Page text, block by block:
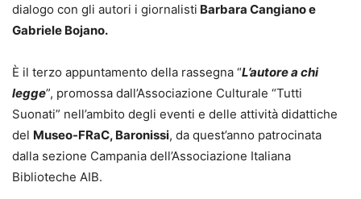
dialogo con gli autori i giornalisti Barbara Cangiano e
Gabriele Bojano.
È il terzo appuntamento della rassegna “L’autore a chi
legge”, promossa dall’Associazione Culturale “Tutti
Suonati” nell’ambito degli eventi e delle attività didattiche
del Museo-FRaC, Baronissi, da quest’anno patrocinata
dalla sezione Campania dell’Associazione Italiana
Biblioteche AIB.